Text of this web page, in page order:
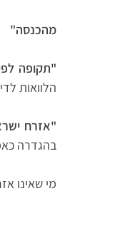
מהכנסה"
"תקופה
הלוואות
"אזרח
בהגדרה
מי שאינו